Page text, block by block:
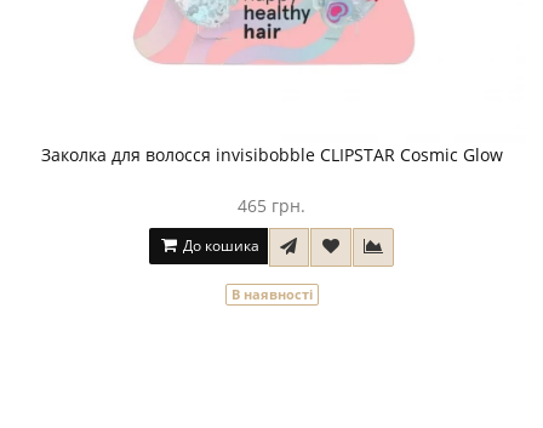
Заколка для волосся invisibobble CLIPSTAR Cosmic Glow
465 грн.
До кошика
В наявності